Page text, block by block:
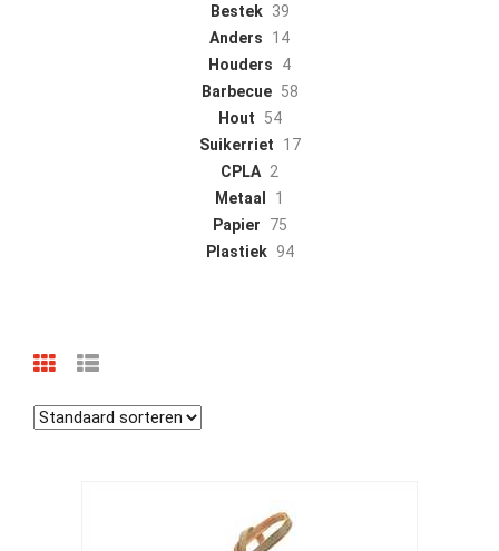
Bestek 39
Anders
14
Houders
4
Barbecue 58
Hout
54
Suikerriet
17
CPLA 2
Metaal
1
Papier
75
Plastiek 94